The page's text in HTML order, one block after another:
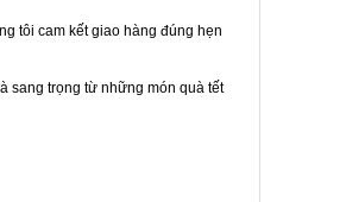
tôi cam kết giao hàng đúng hẹn
sang trọng từ những món quà tết